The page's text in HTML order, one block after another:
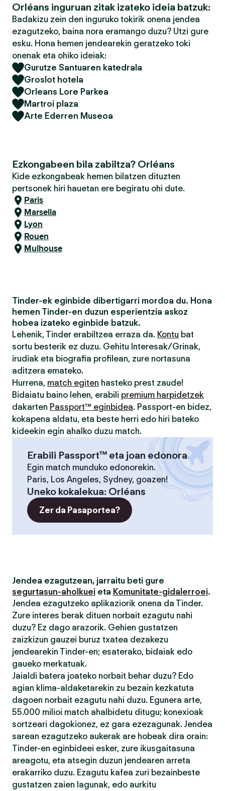
Orléans inguruan zitak izateko ideia batzuk:
Badakizu zein den inguruko tokirik onena jendea
ezagutzeko, baina nora eramango duzu? Utzi gure
esku. Hona hemen jendearekin geratzeko toki
onenak eta ohiko ideiak:
Gurutze Santuaren katedrala
Groslot hotela
Orleans Lore Parkea
Martroi plaza
Arte Ederren Museoa
Ezkongabeen bila zabiltza? Orléans
Kide ezkongabeak hemen bilatzen dituzten
pertsonek hiri hauetan ere begiratu ohi dute.
Paris
Marsella
Lyon
Rouen
Mulhouse
Tinder-ek eginbide dibertigarri mordoa du. Hona
hemen Tinder-en duzun esperientzia askoz
hobea izateko eginbide batzuk.
Lehenik, Tinder erabiltzea erraza da. Kontu bat
sortu besterik ez duzu. Gehitu Interesak/Grinak,
irudiak eta biografia profilean, zure nortasuna
aditzera emateko.
Hurrena, match egiten hasteko prest zaude!
Bidaiatu baino lehen, erabili premium harpidetzek
dakarten Passport™ eginbidea. Passport-en bidez,
kokapena aldatu, eta beste herri edo hiri bateko
kideekin egin ahalko duzu match.
Erabili Passport™ eta joan edonora
Egin match munduko edonorekin.
Paris, Los Angeles, Sydney, goazen!
Uneko kokalekua: Orléans
Zer da Pasaportea?
Jendea ezagutzean, jarraitu beti gure
segurtasun-aholkuei eta Komunitate-gidalerroei.
Jendea ezagutzeko aplikaziorik onena da Tinder.
Zure interes berak dituen norbait ezagutu nahi
duzu? Ez dago arazorik. Gehien gustatzen
zaizkizun gauzei buruz txatea dezakezu
jendearekin Tinder-en; esaterako, bidaiak edo
gaueko merkatuak.
Jaialdi batera joateko norbait behar duzu? Edo
agian klima-aldaketarekin zu bezain kezkatuta
dagoen norbait ezagutu nahi duzu. Egunera arte,
55.000 milioi match ahalbidetu ditugu; konexioak
sortzeari dagokionez, ez gara ezezagunak. Jendea
sarean ezagutzeko aukerak are hobeak dira orain:
Tinder-en eginbideei esker, zure ikusgaitasuna
areagotu, eta atsegin duzun jendearen arreta
erakarriko duzu. Ezagutu kafea zuri bezainbeste
gustatzen zaien lagunak, edo aurkitu